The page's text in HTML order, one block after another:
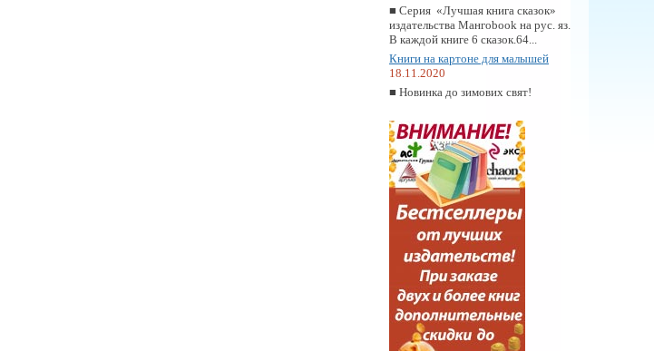
■ Серия «Лучшая книга сказок»
издательства Мангоbook на рус. яз.
В каждой книге 6 сказок.64...
Книги на картоне для малышей
18.11.2020
■ Новинка до зимових свят!